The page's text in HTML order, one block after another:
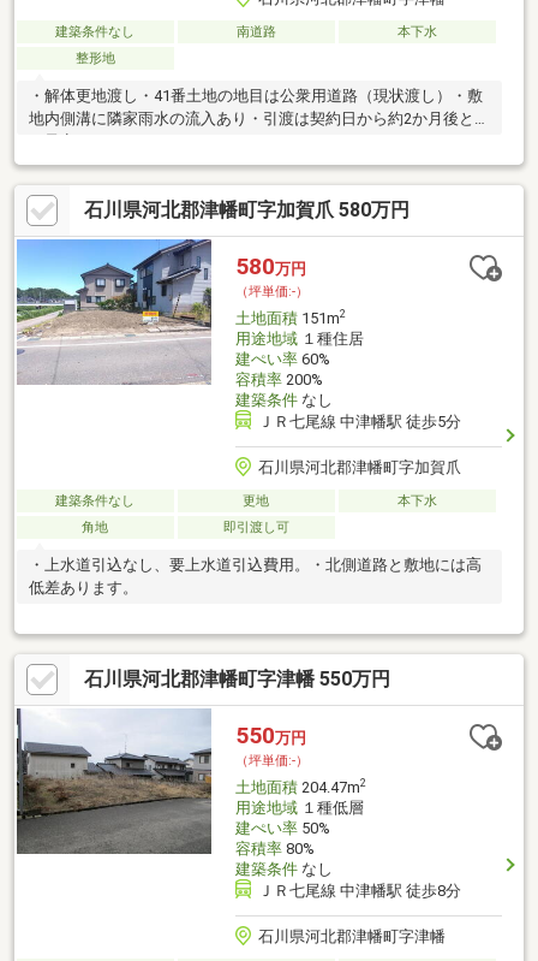
建築条件なし 南道路
本下水
整形地
・解体更地渡し・41番土地の地目は公衆用道路（現状渡し）・敷
地内側溝に隣家雨水の流入あり・引渡は契約日から約2か月後とな
石川県河北郡津幡町字加賀爪 580万円
580万円
（坪単価:-）
土地面積151m2
用途地域１種住居
建ぺい率60%
容積率200%
建築条件なし
ＪＲ七尾線 中津幡駅 徒歩5分
石川県河北郡津幡町字加賀爪
建築条件なし 更地
本下水
角地
即引渡し可
・上水道引込なし、要上水道引込費用。・北側道路と敷地には高
低差あります。
石川県河北郡津幡町字津幡 550万円
550万円
（坪単価:-）
土地面積204.47m2
用途地域１種低層
建ぺい率50%
容積率80%
建築条件なし
ＪＲ七尾線 中津幡駅 徒歩8分
石川県河北郡津幡町字津幡